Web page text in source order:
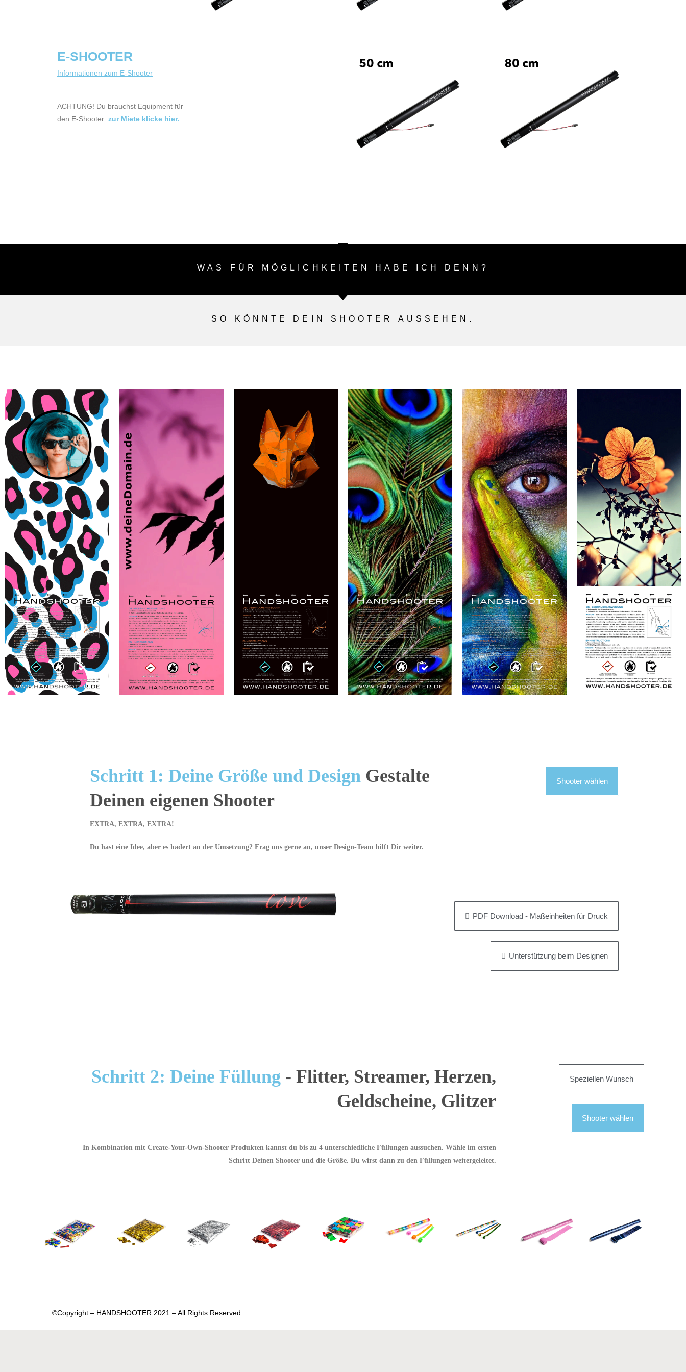
E-SHOOTER
Informationen zum E-Shooter
ACHTUNG! Du brauchst Equipment für
den E-Shooter: zur Miete klicke hier.
WAS FÜR MÖGLICHKEITEN HABE ICH DENN?
SO KÖNNTE DEIN SHOOTER AUSSEHEN.
Schritt 1: Deine Größe und Design Gestalte
Deinen eigenen Shooter
EXTRA, EXTRA, EXTRA!
Du hast eine Idee, aber es hadert an der Umsetzung? Frag uns gerne an, unser Design-Team hilft Dir weiter.
Shooter wählen
PDF Download - Maßeinheiten für Druck
Unterstützung beim Designen
Schritt 2: Deine Füllung - Flitter, Streamer, Herzen,
Geldscheine, Glitzer
In Kombination mit Create-Your-Own-Shooter Produkten kannst du bis zu 4 unterschiedliche Füllungen aussuchen. Wähle im ersten
Schritt Deinen Shooter und die Größe. Du wirst dann zu den Füllungen weitergeleitet.
Speziellen Wunsch
Shooter wählen
©Copyright – HANDSHOOTER 2021 – All Rights Reserved.